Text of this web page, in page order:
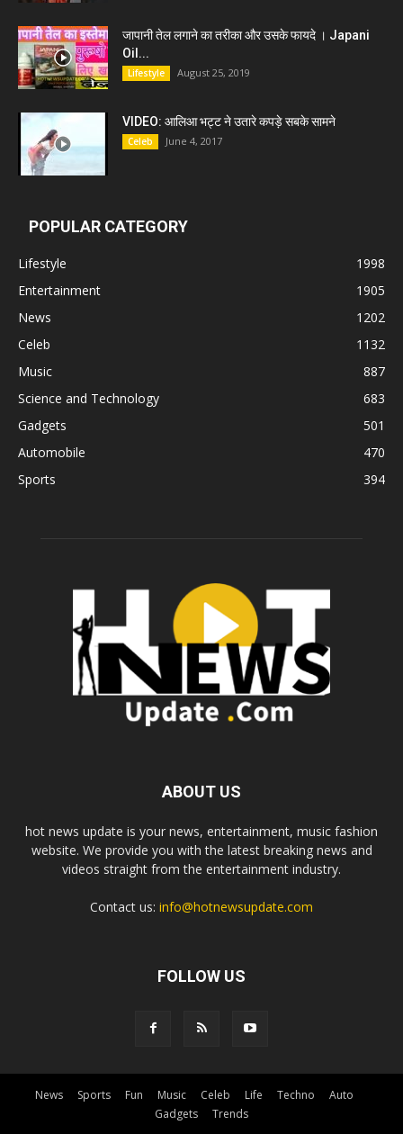
जापानी तेल लगाने का तरीका और उसके फायदे । Japani
Oil...
Lifestyle August 25, 2019
VIDEO: आलिआ भट्ट ने उतारे कपड़े सबके सामने
Celeb June 4, 2017
POPULAR CATEGORY
Lifestyle
1998
Entertainment
1905
News
1202
Celeb
1132
Music
887
Science and Technology
683
Gadgets
501
Automobile
470
Sports
394
ABOUT US
hot news update is your news, entertainment, music fashion
website. We provide you with the latest breaking news and
videos straight from the entertainment industry.
Contact us: info@hotnewsupdate.com
FOLLOW US
News Sports Fun Music Celeb Life Techno
Auto
Gadgets
Trends